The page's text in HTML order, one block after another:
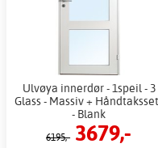
Ulvøya innerdør - 1speil - 3
Glass - Massiv +
- Blank
6195,- 3679,-